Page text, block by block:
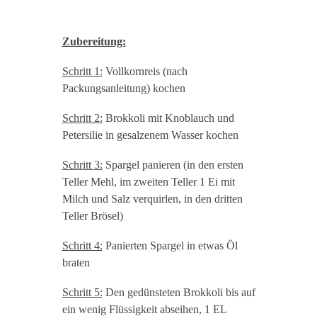
Zubereitung:
Schritt 1: Vollkornreis (nach
Packungsanleitung) kochen
Schritt 2: Brokkoli mit Knoblauch und
Petersilie in gesalzenem Wasser kochen
Schritt 3: Spargel panieren (in den ersten
Teller Mehl, im zweiten Teller 1 Ei mit
Milch und Salz verquirlen, in den dritten
Teller Brösel)
Schritt 4: Panierten Spargel in etwas Öl
braten
Schritt 5: Den gedünsteten Brokkoli bis auf
ein wenig Flüssigkeit abseihen, 1 EL